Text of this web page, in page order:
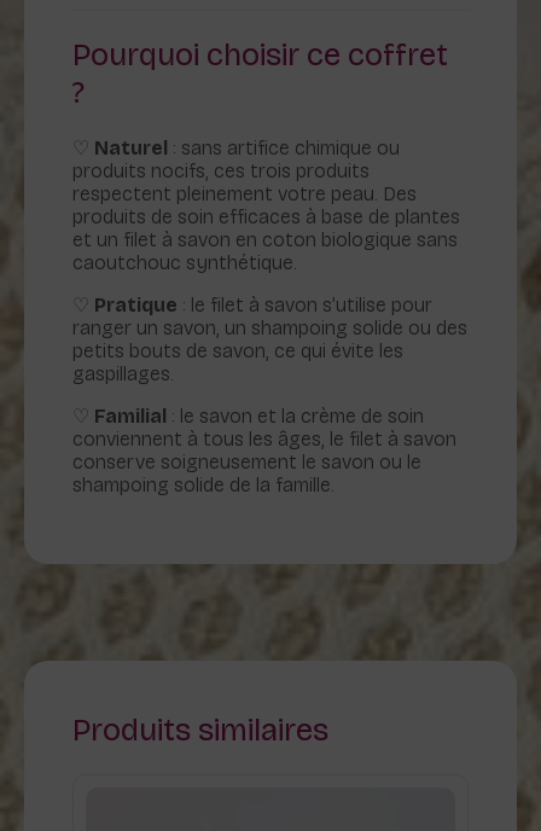
-
Pourquoi choisir ce coffret
?
♡ Naturel : sans artifice chimique ou
produits nocifs, ces trois produits
respectent pleinement votre peau. Des
produits de soin efficaces à base de plantes
et un filet à savon en coton biologique sans
caoutchouc synthétique.
♡ Pratique : le filet à savon s’utilise pour
ranger un savon, un shampoing solide ou des
petits bouts de savon, ce qui évite les
gaspillages.
♡ Familial : le savon et la crème de soin
conviennent à tous les âges, le filet à savon
conserve soigneusement le savon ou le
shampoing solide de la famille.
Produits similaires